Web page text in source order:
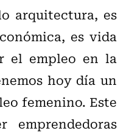
arquitectura, es
es vida
el empleo en la
hoy día un
femenino. Este